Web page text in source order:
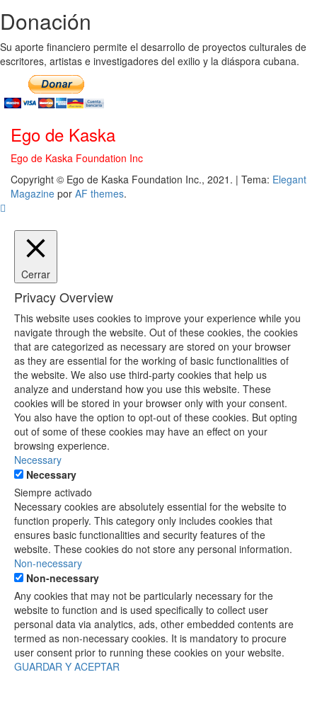
Donación
Su aporte financiero permite el desarrollo de proyectos culturales de
escritores, artistas e investigadores del exilio y la diáspora cubana.
Ego de Kaska
Ego de Kaska Foundation Inc
Copyright © Ego de Kaska Foundation Inc., 2021. | Tema: Elegant
Magazine por AF themes.
Cerrar
Privacy Overview
This website uses cookies to improve your experience while you
navigate through the website. Out of these cookies, the cookies
that are categorized as necessary are stored on your browser
as they are essential for the working of basic functionalities of
the website. We also use third-party cookies that help us
analyze and understand how you use this website. These
cookies will be stored in your browser only with your consent.
You also have the option to opt-out of these cookies. But opting
out of some of these cookies may have an effect on your
browsing experience.
Necessary
Necessary
Siempre activado
Necessary cookies are absolutely essential for the website to
function properly. This category only includes cookies that
ensures basic functionalities and security features of the
website. These cookies do not store any personal information.
Non-necessary
Non-necessary
Any cookies that may not be particularly necessary for the
website to function and is used specifically to collect user
personal data via analytics, ads, other embedded contents are
termed as non-necessary cookies. It is mandatory to procure
user consent prior to running these cookies on your website.
GUARDAR Y ACEPTAR